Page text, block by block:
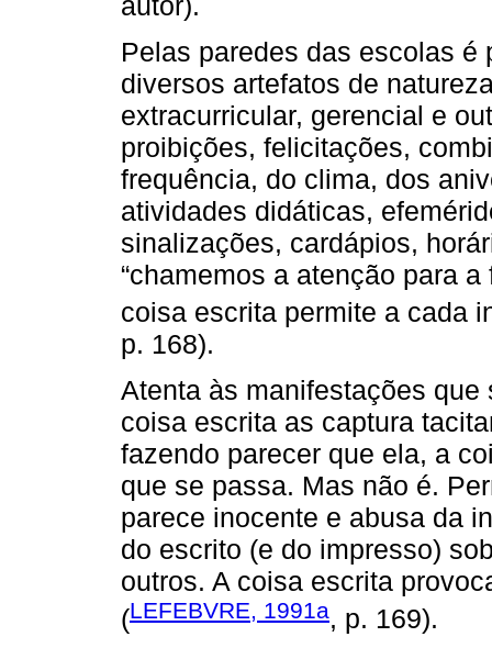
Pelas paredes das escolas
diversos artefatos de
extracurricular, gerencial e
proibições, felicitações,
frequência, do clima, dos
atividades didáticas,
sinalizações, cardápios,
“chamemos a atenção para
coisa escrita permite a cada
p. 168).
Atenta às manifestações
coisa escrita as captura
fazendo parecer que ela, a
que se passa. Mas não é.
parece inocente e abusa da
do escrito (e do impresso)
outros. A coisa escrita
(LEFEBVRE, 1991a, p. 169).